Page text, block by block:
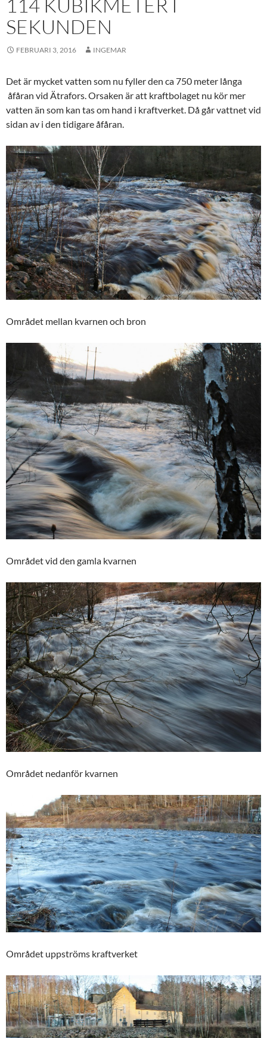
114 KUBIKMETER I
SEKUNDEN
FEBRUARI 3, 2016 INGEMAR
Det är mycket vatten som nu fyller den ca 750 meter långa
åfåran vid Ätrafors. Orsaken är att kraftbolaget nu kör mer
vatten än som kan tas om hand i kraftverket. Då går vattnet vid
sidan av i den tidigare åfåran.
Området mellan kvarnen och bron
Området vid den gamla kvarnen
Området nedanför kvarnen
Området uppströms kraftverket